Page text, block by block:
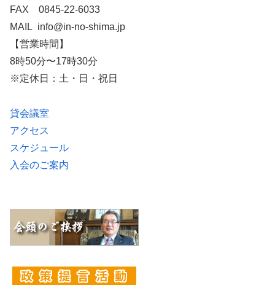
FAX 0845-22-6033
MAIL info@in-no-shima.jp
【営業時間】
8時50分〜17時30分
※定休日：土・日・祝日
貸会議室
アクセス
スケジュール
入会のご案内